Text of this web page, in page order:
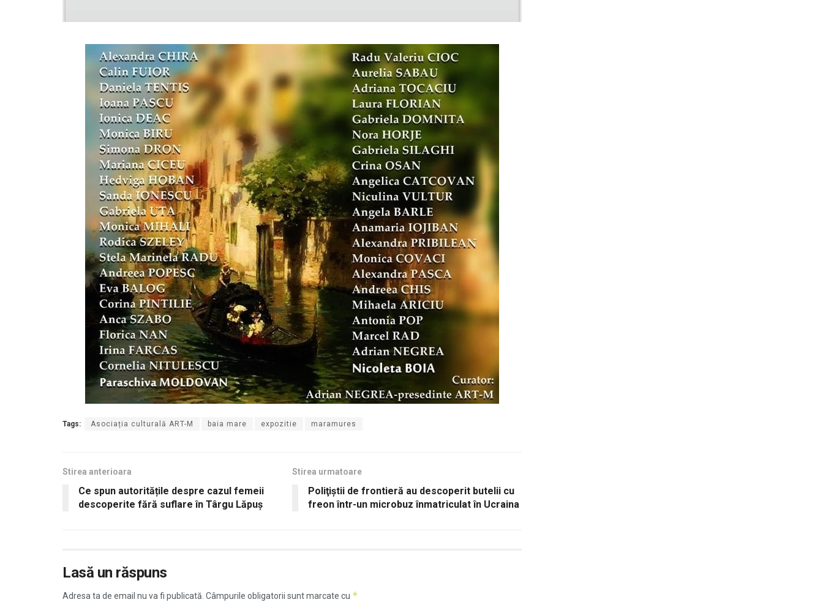
Tags: Asociația culturală ART-M baia mare expozitie maramures
Stirea anterioara
Ce spun autoritățile despre cazul femeii
descoperite fără suflare în Târgu Lăpuș
Stirea urmatoare
Poliţiştii de frontieră au descoperit butelii cu
freon într-un microbuz înmatriculat în Ucraina
Lasă un răspuns
Adresa ta de email nu va fi publicată. Câmpurile obligatorii sunt marcate cu *